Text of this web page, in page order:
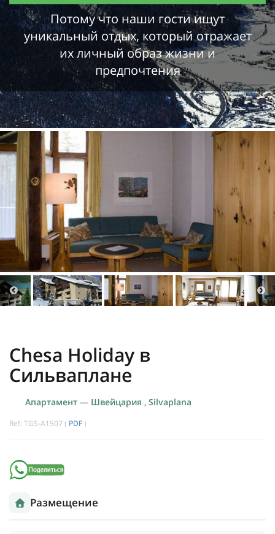
Потому что наши гости ищут
уникальный отдых, который отражает
их личный образ жизни и
предпочтения
Chesa Holiday в
Сильваплане
Апартамент — Швейцария , Silvaplana
Ref: TGS-A1507 ( PDF )
Размещение